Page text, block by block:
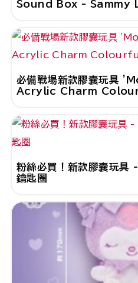
Sound Box - Sammy
必備戰場新款膠囊玩具
Acrylic Charm
粉絲必買！新款膠囊玩
鑰匙圈